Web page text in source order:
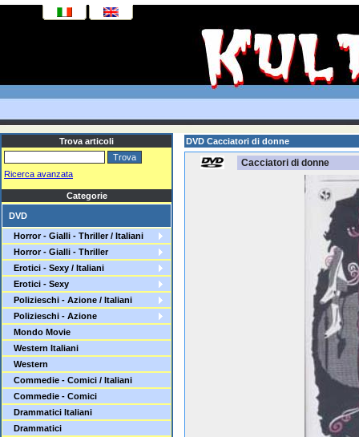
Trova articoli
Ricerca avanzata
Categorie
DVD
Horror - Gialli - Thriller / Italiani
Horror - Gialli - Thriller
Erotici - Sexy / Italiani
Erotici - Sexy
Polizieschi - Azione / Italiani
Polizieschi - Azione
Mondo Movie
Western Italiani
Western
Commedie - Comici / Italiani
Commedie - Comici
Drammatici Italiani
Drammatici
DVD Cacciatori di donne
Cacciatori di donne